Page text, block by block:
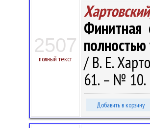
2507
полный текст
Финитная
/ В. Е.
61. – № 10.
Добавить в корзину